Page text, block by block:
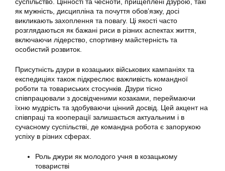
суспільство. Цінності та чесноти, прищеплені дзурою, такі
як мужність, дисципліна та почуття обов’язку, досі
викликають захоплення та повагу. Ці якості часто
розглядаються як бажані риси в різних аспектах життя,
включаючи лідерство, спортивну майстерність та
особистий розвиток.
Присутність дзури в козацьких військових кампаніях та
експедиціях також підкреслює важливість командної
роботи та товариських стосунків. Дзури тісно
співпрацювали з досвідченими козаками, переймаючи
їхню мудрість та здобуваючи цінний досвід. Цей акцент на
співпраці та кооперації залишається актуальним і в
сучасному суспільстві, де командна робота є запорукою
успіху в різних сферах.
Роль джури як молодого учня в козацькому
товаристві